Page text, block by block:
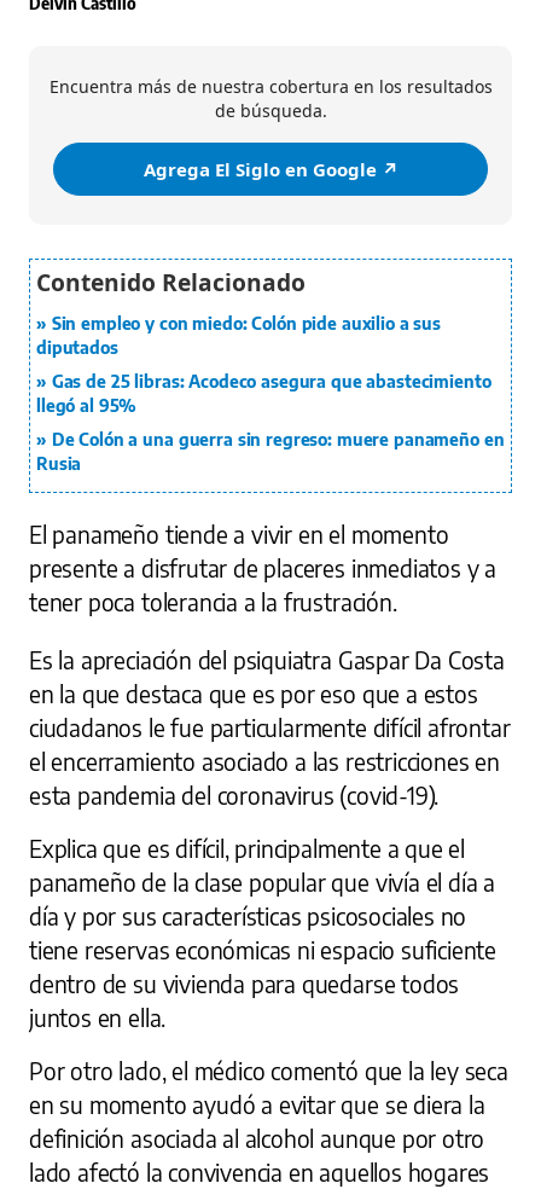
Encuentra más de nuestra cobertura en los resultados
de búsqueda.
Agrega El Siglo en Google ↗️
Sin empleo y con miedo: Colón pide auxilio a sus
diputados
Gas de 25 libras: Acodeco asegura que abastecimiento
llegó al 95%
De Colón a una guerra sin regreso: muere panameño en
Rusia
El panameño tiende a vivir en el momento
presente a disfrutar de placeres inmediatos y a
tener poca tolerancia a la frustración.
Es la apreciación del psiquiatra Gaspar Da Costa
en la que destaca que es por eso que a estos
ciudadanos le fue particularmente difícil afrontar
el encerramiento asociado a las restricciones en
esta pandemia del coronavirus (covid-19).
Explica que es difícil, principalmente a que el
panameño de la clase popular que vivía el día a
día y por sus características psicosociales no
tiene reservas económicas ni espacio suficiente
dentro de su vivienda para quedarse todos
juntos en ella.
Por otro lado, el médico comentó que la ley seca
en su momento ayudó a evitar que se diera la
definición asociada al alcohol aunque por otro
lado afectó la convivencia en aquellos hogares